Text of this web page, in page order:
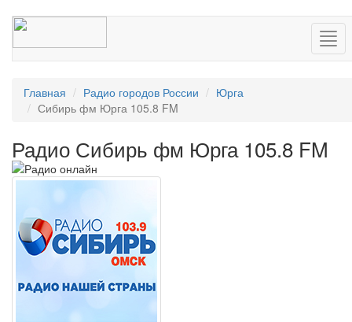
Главная Радио городов России
Юрга
Сибирь фм Юрга 105.8 FM
Радио Сибирь фм Юрга 105.8 FM